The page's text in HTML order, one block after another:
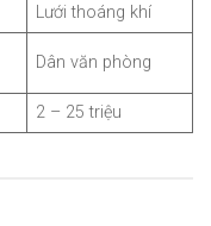
Lưới thoáng khí
Dân văn phòng
2 – 25 triệu